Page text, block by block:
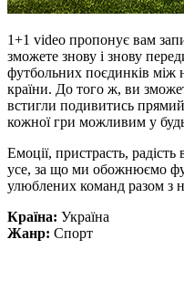
1+1 video пропонує вам
зможете знову і знову
футбольних поєдинків
країни. До того ж, ви
встигли подивитись
кожної гри можливим у
Емоції, пристрасть,
усе, за що ми обожнюємо
улюблених команд разом з
Країна: Україна
Жанр: Спорт